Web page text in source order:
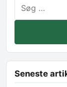
Seneste